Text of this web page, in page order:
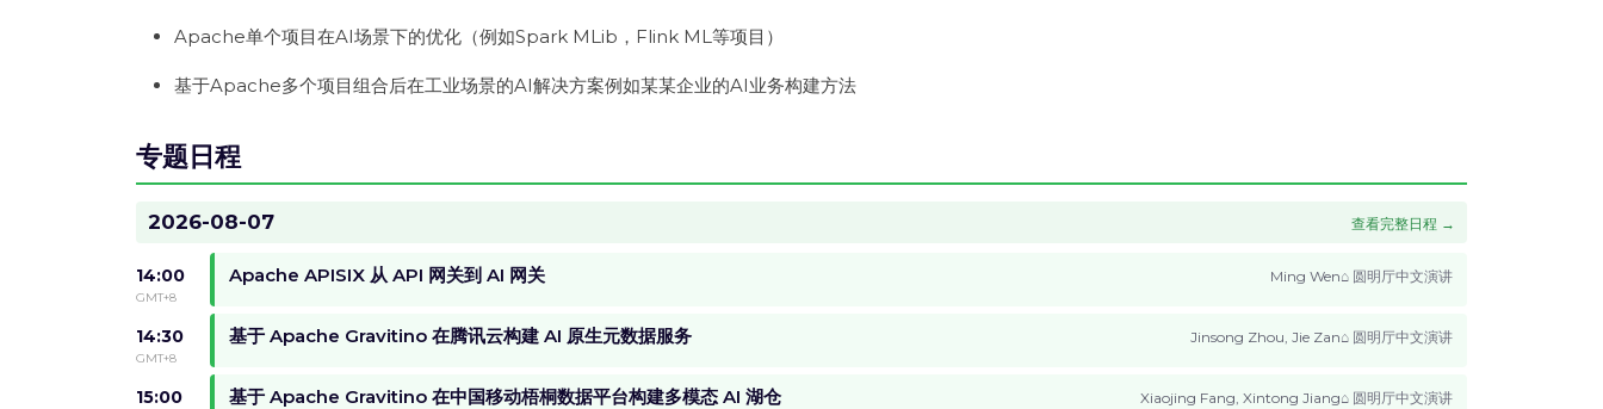
Apache单个项目在AI场景下的优化（例如Spark MLib，Flink ML等项目）
基于Apache多个项目组合后在工业场景的AI解决方案例如某某企业的AI业务构建方法
专题日程
2026-08-07 查看完整日程 →
14:00
GMT+8
Apache APISIX 从 API 网关到 AI 网关 Ming Wen 圆明厅中文演讲
14:30
GMT+8
基于 Apache Gravitino 在腾讯云构建 AI 原生元数据服务 Jinsong Zhou, Jie Zan 圆明厅中文演讲
15:00 基于 Apache Gravitino 在中国移动梧桐数据平台构建多模态 AI 湖仓 Xiaojing Fang, Xintong Jiang 圆明厅中文演讲